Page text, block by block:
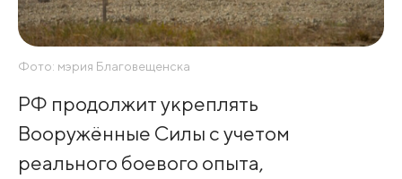
Фото: мэрия Благовещенска
РФ продолжит укреплять
Вооружённые Силы с учетом
реального боевого опыта,